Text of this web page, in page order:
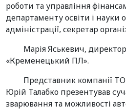
роботи та управління
департаменту освіти і науки
адміністрації, секретар
Марія Яськевич,
«Кременецький ПЛ».
Представник компанії ТОВ
Юрій Талабко презентував
зварювання та можливості